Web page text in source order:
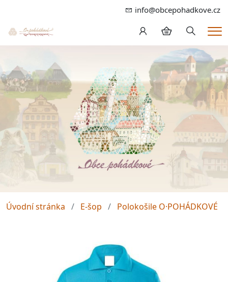
info@obcepohadkove.cz
Hledání
Úvodní stránka E-šop Polokošile O·POHÁDKOVÉ